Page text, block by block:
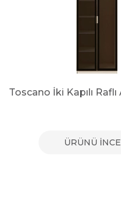
Toscano İki Kapılı Raflı
ÜRÜNÜ